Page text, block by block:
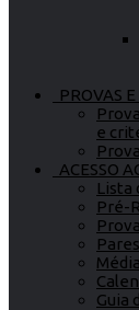
PROVAS
e
ACESSO
Lista
Pré-
Guia